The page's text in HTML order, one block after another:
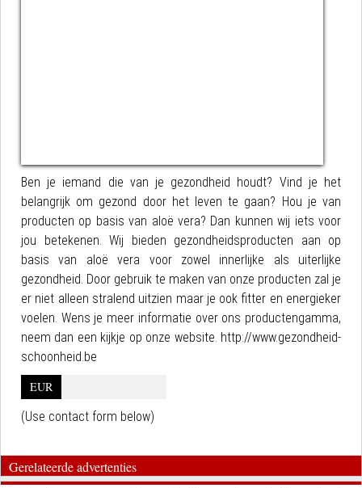
Ben je iemand die van je gezondheid houdt? Vind je het
belangrijk om gezond door het leven te gaan? Hou je van
producten op basis van aloë vera? Dan kunnen wij iets voor
jou betekenen. Wij bieden gezondheidsproducten aan op
basis van aloë vera voor zowel innerlijke als uiterlijke
gezondheid. Door gebruik te maken van onze producten zal je
er niet alleen stralend uitzien maar je ook fitter en energieker
voelen. Wens je meer informatie over ons productengamma,
neem dan een kijkje op onze website. http://www.gezondheid-
schoonheid.be
EUR
(Use contact form below)
Gerelateerde advertenties